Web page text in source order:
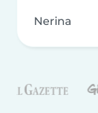
Nerina